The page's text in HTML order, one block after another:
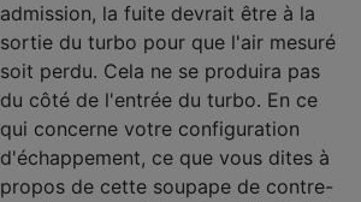
admission, la fuite devrait être à la
sortie du turbo pour que l'air mesuré
soit perdu. Cela ne se produira pas
du côté de l'entrée du turbo. En ce
qui concerne votre configuration
d'échappement, ce que vous dites à
propos de cette soupape de contre-